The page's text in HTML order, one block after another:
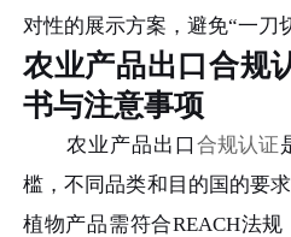
对性的展示方案，避免“一刀
农业产品出口合规
书与注意事项
农业产品出口合规认证
槛，不同品类和目的国的要
植物产品需符合REACH法